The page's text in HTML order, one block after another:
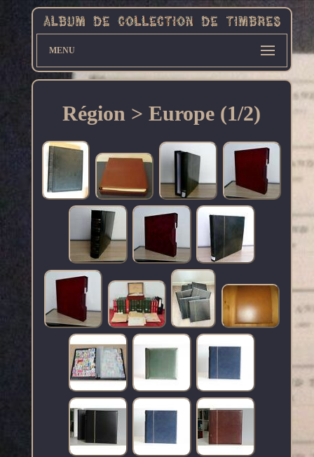
MENU
Région > Europe (1/2)